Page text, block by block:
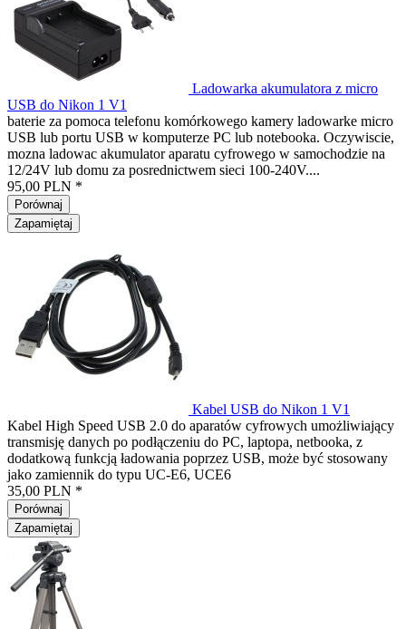
Ladowarka akumulatora z micro
USB do Nikon 1 V1
baterie za pomoca telefonu komórkowego kamery ladowarke micro
USB lub portu USB w komputerze PC lub notebooka. Oczywiscie,
mozna ladowac akumulator aparatu cyfrowego w samochodzie na
12/24V lub domu za posrednictwem sieci 100-240V....
95,00 PLN *
Porównaj
Zapamiętaj
Kabel USB do Nikon 1 V1
Kabel High Speed USB 2.0 do aparatów cyfrowych umożliwiający
transmisję danych po podłączeniu do PC, laptopa, netbooka, z
dodatkową funkcją ładowania poprzez USB, może być stosowany
jako zamiennik do typu UC-E6, UCE6
35,00 PLN *
Porównaj
Zapamiętaj